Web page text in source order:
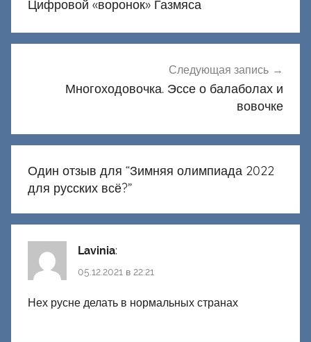
Цифровой «воронок» Газмяса
Следующая запись
Многоходовочка. Эссе о балаболах и
вовочке
Один отзыв для “Зимняя олимпиада 2022
для русских всё?”
Lavinia:
05.12.2021 в 22:21
Нех русне делать в нормальных странах